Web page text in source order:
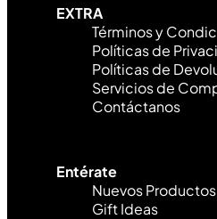
EXTRA
Términos y
Políticas de
Políticas de
Servicios de
Contáctanos
Entérate
Nuevos Productos
Gift Ideas